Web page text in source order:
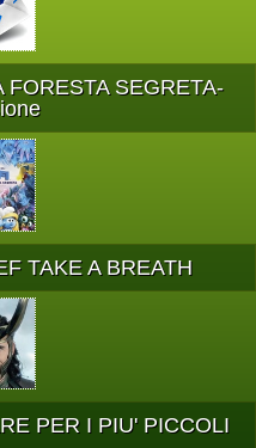
SEGRETA-
TAKE A BREATH
PER I PIU' PICCOLI